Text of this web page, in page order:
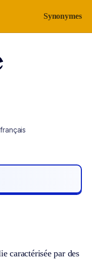
Synonymes
caractérisée par des